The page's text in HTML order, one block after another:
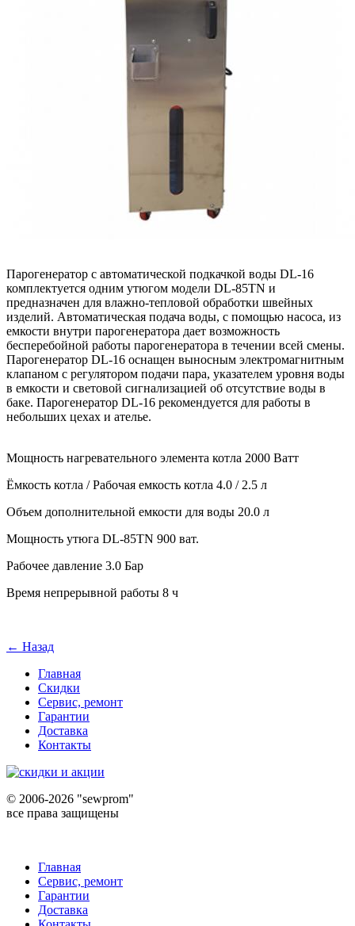
Парогенератор с автоматической подкачкой воды DL-16
комплектуется одним утюгом модели DL-85TN и
предназначен для влажно-тепловой обработки швейных
изделий. Автоматическая подача воды, с помощью насоса, из
емкости внутри парогенератора дает возможность
бесперебойной работы парогенератора в течении всей смены.
Парогенератор DL-16 оснащен выносным электромагнитным
клапаном с регулятором подачи пара, указателем уровня воды
в емкости и световой сигнализацией об отсутствие воды в
баке. Парогенератор DL-16 рекомендуется для работы в
небольших цехах и ателье.
Мощность нагревательного элемента котла 2000 Ватт
Ёмкость котла / Рабочая емкость котла 4.0 / 2.5 л
Объем дополнительной емкости для воды 20.0 л
Мощность утюга DL-85TN 900 ват.
Рабочее давление 3.0 Бар
Время непрерывной работы 8 ч
← Назад
Главная
Скидки
Сервис, ремонт
Гарантии
Доставка
Контакты
© 2006-2026 "sewprom"
все права защищены
Главная
Сервис, ремонт
Гарантии
Доставка